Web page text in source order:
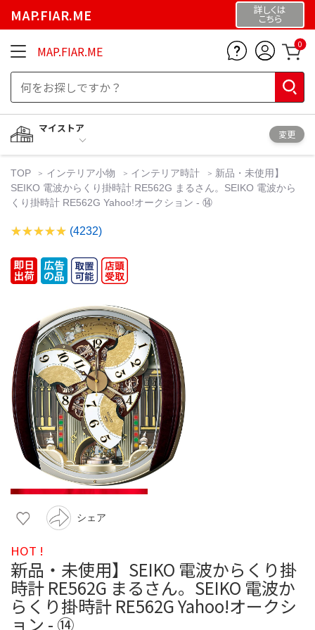
MAP.FIAR.ME 詳しくは
こちら
MAP.FIAR.ME 0
マイストア
変更
TOP インテリア小物 インテリア時計
新品・未使用】
SEIKO 電波からくり掛時計 RE562G まるさん。SEIKO 電波から
くり掛時計 RE562G Yahoo!オークション - ⑭
(4232)
シェア
HOT !
新品・未使用】SEIKO 電波からくり掛
時計 RE562G まるさん。SEIKO 電波か
らくり掛時計 RE562G Yahoo!オークシ
ョン - ⑭